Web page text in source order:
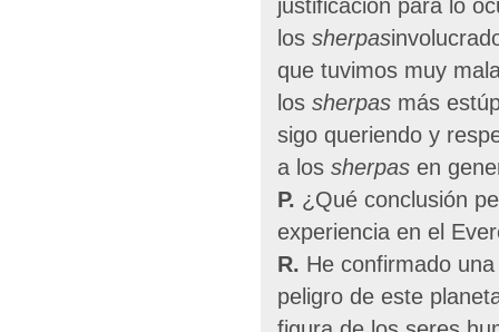
justificación para lo
los sherpas
que tuvimos muy
los sherpasmás
sigo queriendo y
a los sherpasen
P. ¿Qué conclusión
experiencia en el
R. He confirmado
peligro de este